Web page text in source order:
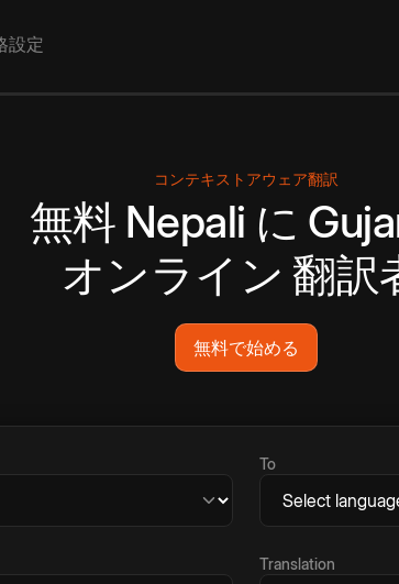
設定
コンテキストアウェア翻訳
無料 Nepali に
オンライン 翻訳
無料で始める
To
Translation